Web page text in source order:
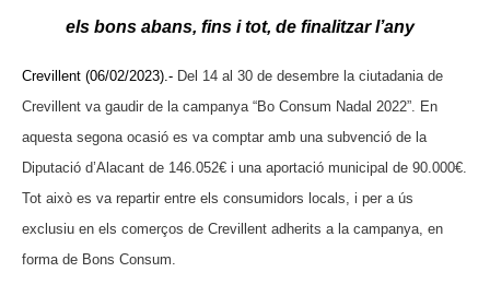
els bons abans, fins i tot, de finalitzar l’any
Crevillent (06/02/2023).- Del 14 al 30 de desembre la ciutadania de
Crevillent va gaudir de la campanya “Bo Consum Nadal 2022”. En
aquesta segona ocasió es va comptar amb una subvenció de la
Diputació d’Alacant de 146.052€ i una aportació municipal de 90.000€.
Tot això es va repartir entre els consumidors locals, i per a ús
exclusiu en els comerços de Crevillent adherits a la campanya, en
forma de Bons Consum.